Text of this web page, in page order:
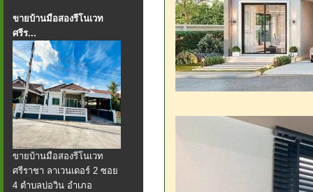
ขายบ้านมือสองรีโนเวท
ศรีร...
ขายบ้านมือสองรีโนเวท
ศรีราชา ลาเวนเดอร์ 2 ซอย
4 ตำบลบ่อวิน อำเภอ